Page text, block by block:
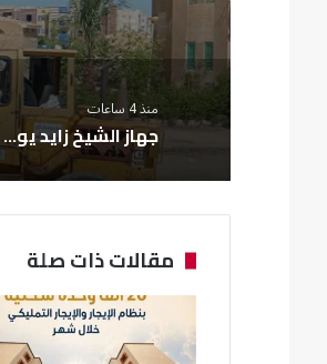
منذ 4 ساعات
جهاز الشيخ زايد يواصل تطوير الطرق لتعزيز السلامة المرورية
مقالات ذات صلة